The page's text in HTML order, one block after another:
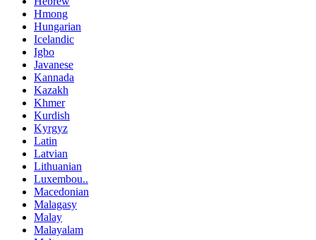
Hmong
Hungarian
Icelandic
Igbo
Javanese
Kannada
Kazakh
Khmer
Kurdish
Kyrgyz
Latin
Latvian
Lithuanian
Luxembou..
Macedonian
Malagasy
Malay
Malayalam